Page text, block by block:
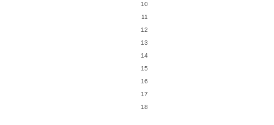
10
11
12
13
14
15
16
17
18